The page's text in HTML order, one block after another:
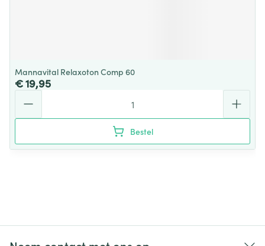
Mannavital Relaxoton Comp 60
€ 19,95
Bestel